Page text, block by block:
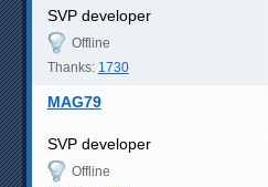
SVP developer
Offline
Thanks: 1730
MAG79
SVP developer
Offline